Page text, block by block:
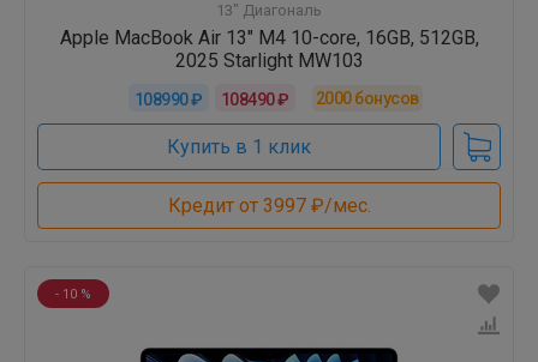
13" Диагональ
Apple MacBook Air 13" M4 10-core, 16GB, 512GB,
2025 Starlight MW103
108990 ₽ 108490 ₽ 2000бонусов
Купить в 1 клик
Кредит от 3997 ₽/мес.
- 10 %